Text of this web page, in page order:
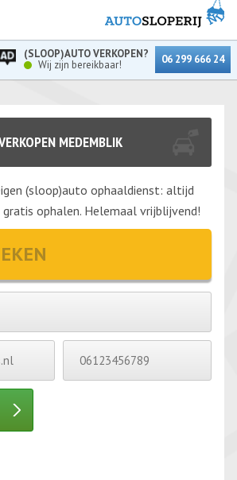
(SLOOP)AUTO VERKOPEN?
Wij zijn bereikbaar!
06 299 666 24
MEDEMBLIK
(sloop)auto ophaaldienst: altijd
ophalen. Helemaal vrijblijvend!